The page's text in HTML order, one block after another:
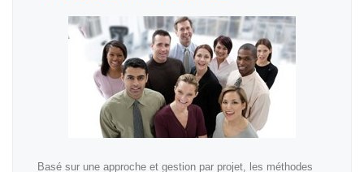
Basé sur une approche et gestion par projet, les méthodes